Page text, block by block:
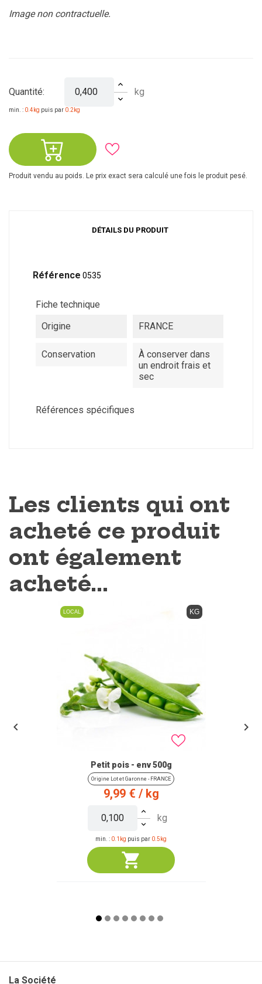
Image non contractuelle.
Quantité: kg
min. : 0.4kg puis par 0.2kg
Produit vendu au poids. Le prix exact sera calculé une fois le produit pesé.
DÉTAILS DU PRODUIT
Référence 0535
Fiche technique
Origine
FRANCE
Conservation
À conserver dans
un endroit frais et
sec
Références spécifiques
Les clients qui ont
acheté ce produit
ont également
acheté...
LOCAL KG
Petit pois - env 500g
Origine Lot et Garonne - FRANCE
Prix
9,99 € / kg
kg
min. : 0.1kg puis par 0.5kg
 
La Société